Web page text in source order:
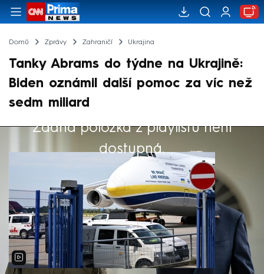
Domů Zprávy Zahraničí Ukrajina
Tanky Abrams do týdne na Ukrajině:
Biden oznámil další pomoc za víc než
sedm miliard
Žádná položka z playlistu není
dostupná.
Výběr redakce